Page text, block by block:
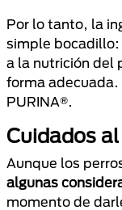
Por lo tanto, la
simple bocadillo:
a la nutrición del
forma adecuada.
PURINA®.
Cuidados
Aunque los
algunas
momento de